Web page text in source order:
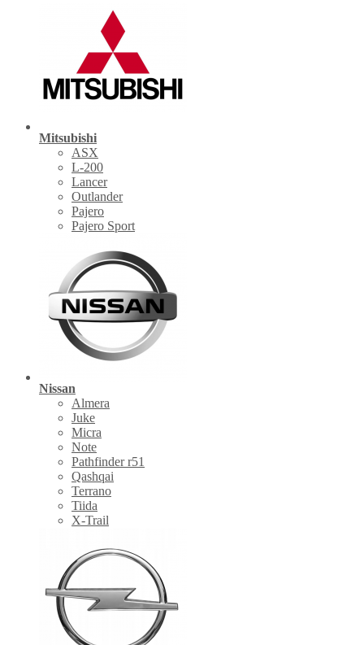
Mitsubishi
ASX
L-200
Lancer
Outlander
Pajero
Pajero Sport
Nissan
Almera
Juke
Micra
Note
Pathfinder r51
Qashqai
Terrano
Tiida
X-Trail